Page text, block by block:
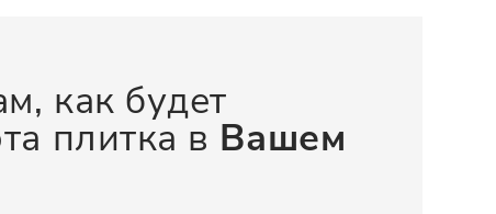
как будет
плитка в Вашем